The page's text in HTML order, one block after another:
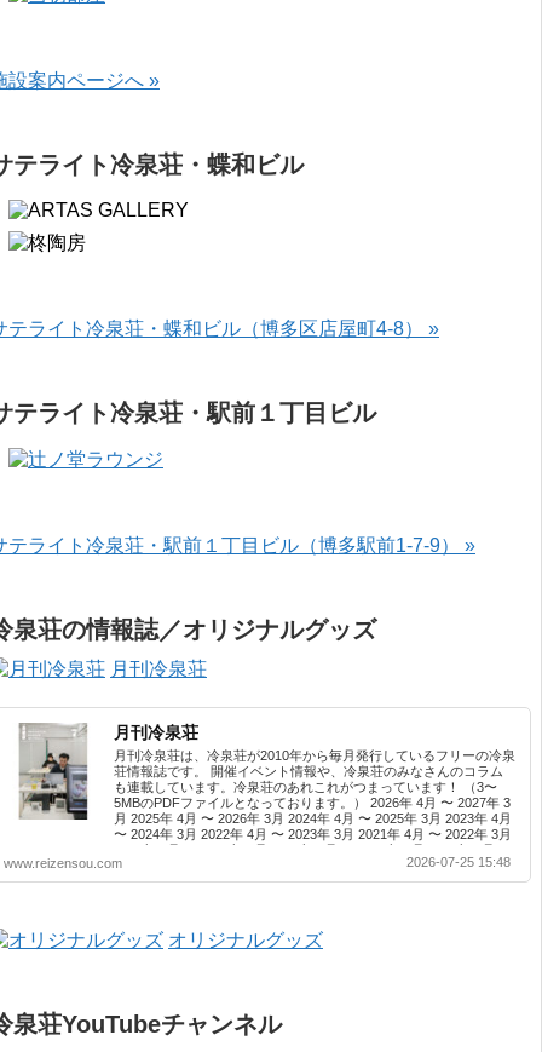
設案内ページへ »
テライト冷泉荘・蝶和ビル
テライト冷泉荘・蝶和ビル（博多区店屋町4-8） »
テライト冷泉荘・駅前１丁目ビル
テライト冷泉荘・駅前１丁目ビル（博多駅前1-7-9） »
泉荘の情報誌／オリジナルグッズ
月刊冷泉荘
月刊冷泉荘
月刊冷泉荘は、冷泉荘が2010年から毎月発行しているフリーの冷泉
荘情報誌です。 開催イベント情報や、冷泉荘のみなさんのコラム
も連載しています。冷泉荘のあれこれがつまっています！ （3〜
5MBのPDFファイルとなっております。） 2026年 4月 〜 2027年 3
月 2025年 4月 〜 2026年 3月 2024年 4月 〜 2025年 3月 2023年 4月
〜 2024年 3月 2022年 4月 〜 2023年 3月 2021年 4月 〜 2022年 3月
2020年 4月 〜 2021年 3月 2019年 4月 〜 2020年 3月 2018年 4月 〜
2019年 3月 2017年 4月 〜 2018年 3月 2016年 4月 〜 2017年 3月
2015年 4月 〜 2016年 3月 2014年 4月 〜 2015年 3月 2013...
www.reizensou.com 2026-07-25 15:48
オリジナルグッズ
泉荘YouTubeチャンネル